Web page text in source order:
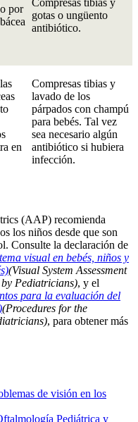
por
Compresas tibias y
gotas o ungüento
antibiótico.
en
Compresas tibias y
lavado de los
párpados con champú
para bebés. Tal vez
sea necesario algún
antibiótico si hubiera
infección.
(AAP) recomienda
los niños desde que son
Consulte la declaración de
visual en bebés, niños y
(Visual System Assessment
Pediatricians), y el
para la evaluación del
(Procedures for the
, para obtener más
de visión en los
Pediátrica y